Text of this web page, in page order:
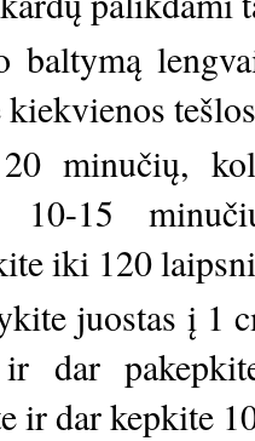
baltymą
kiekvienos
minučių,
10-15
iki 120
juostas į 1
ir dar
ir dar kepkite